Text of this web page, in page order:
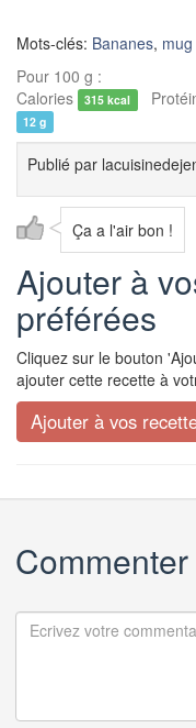
Mots-clés: Bananes,
Pour 100 g :
Calories
315 kcal
12 g
Publié par
Ça a l'air bon !
Ajouter à
préférées
Cliquez sur le bouton
ajouter cette recette à
Commenter